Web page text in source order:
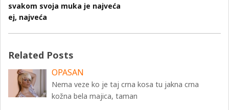
svakom svoja muka je najveća
ej, najveća
Related Posts
OPASAN
Nema veze ko je taj crna kosa tu jakna crna
kožna bela majica, taman